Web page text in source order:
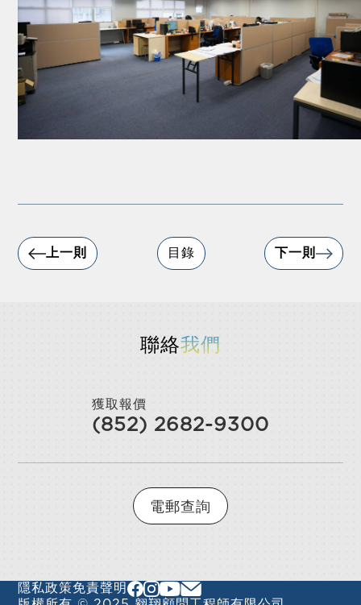
上一則 目錄 下一則
聯絡我們
獲取報價
(852) 2682-9300
電郵查詢
隱私政策免責聲明